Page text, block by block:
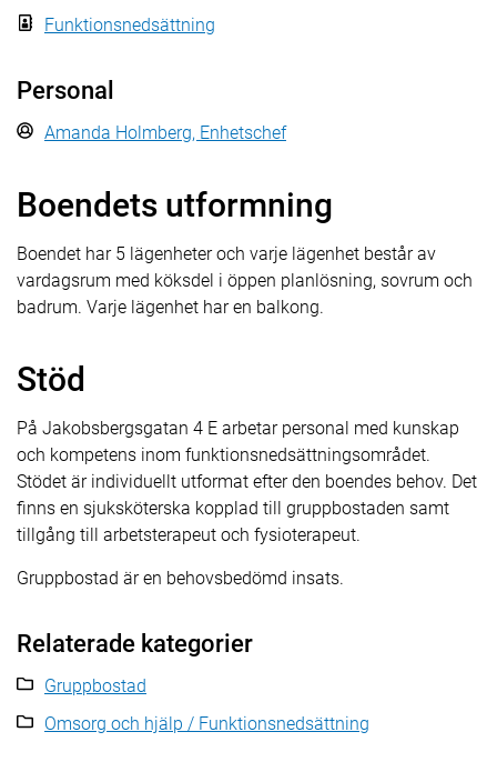
Funktionsnedsättning
Personal
Amanda Holmberg, Enhetschef
Boendets utformning
Boendet har 5 lägenheter och varje lägenhet består av
vardagsrum med köksdel i öppen planlösning, sovrum och
badrum. Varje lägenhet har en balkong.
Stöd
På Jakobsbergsgatan 4 E arbetar personal med kunskap
och kompetens inom funktionsnedsättningsområdet.
Stödet är individuellt utformat efter den boendes behov. Det
finns en sjuksköterska kopplad till gruppbostaden samt
tillgång till arbetsterapeut och fysioterapeut.
Gruppbostad är en behovsbedömd insats.
Relaterade kategorier
Gruppbostad
Omsorg och hjälp / Funktionsnedsättning